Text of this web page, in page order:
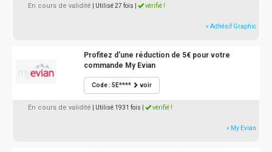
En cours de validité | Utilisé 27 fois vérifié !
» Adhésif Graphic
Profitez d'une réduction de 5€ pour votre
commande My Evian
Code : 5E**** voir
En cours de validité | Utilisé 1931 fois vérifié !
» My Evian